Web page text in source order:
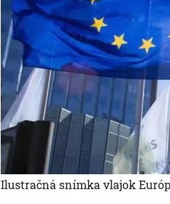
Ilustračná snímka vlajok